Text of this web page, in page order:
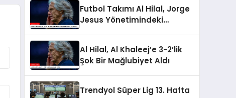
Futbol Takımı Al Hilal, Jorge
Jesus Yönetimindeki
Al Hilal, Al Khaleej’e 3-2’lik
Şok Bir Mağlubiyet Aldı
Trendyol Süper Lig 13. Hafta